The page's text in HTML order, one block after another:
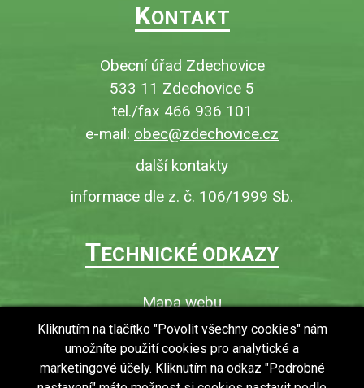
KONTAKT
Obecní úřad Zdechovice
533 11 Zdechovice 5
tel./fax 466 936 101
e-mail: obec@zdechovice.cz
další kontakty
informace dle z. č. 106/1999 Sb.
TECHNICKÉ ODKAZY
Mapa webu
O webu
Povinně zveřejňované informace
Ochrana osobních údajů (GDPR)
Kliknutím na tlačítko "Povolit všechny cookies" nám
umožníte použití cookies pro analytické a
marketingové účely. Kliknutím na odkaz "Podrobné